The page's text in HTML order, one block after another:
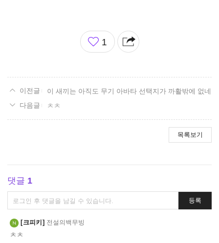
좋
아
1
이 새끼는 아직도 무기 아바타 선택지가 까활밖에 없네
ㅊㅊ
목록보기
댓글 1
댓
글
쓰
기
등록
크피키 전설의백무빙
ㅊㅊ